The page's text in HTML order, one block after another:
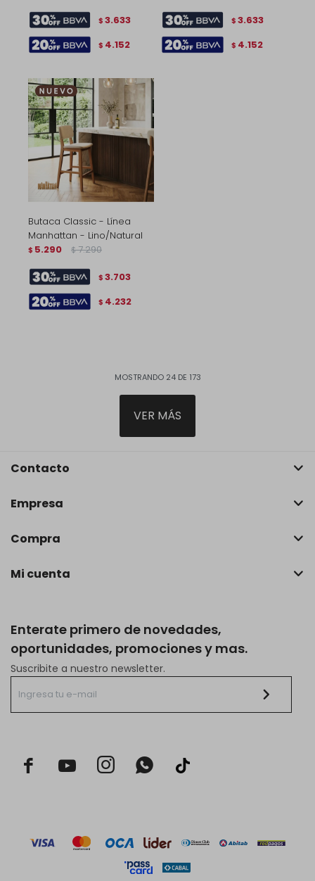
$ 3.633
$ 4.152
$ 3.633
$ 4.152
Butaca Classic - Línea
Manhattan - Lino/Natural
$ 5.290 $ 7.290
$ 3.703
$ 4.232
MOSTRANDO 24DE 173
VER MÁS
Enterate primero de novedades,
oportunidades, promociones y mas.
Suscribite a nuestro newsletter.
  
Contacto
Empresa
Compra
Mi cuenta